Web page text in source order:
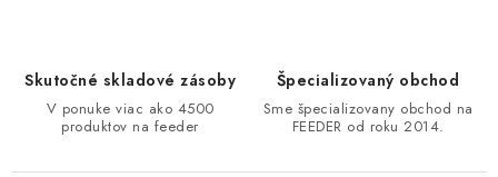
Skutočné skladové zásoby
V ponuke viac ako 4500
produktov na feeder
Špecializovaný obchod
Sme špecializovany obchod na
FEEDER od roku 2014.